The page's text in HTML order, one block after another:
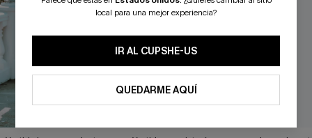
local para una mejor experiencia?
IR AL CUPSHE-US
QUEDARME AQUÍ